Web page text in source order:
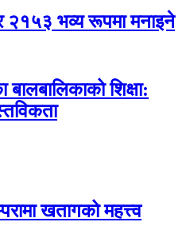
२१५३ भव्य रूपमा मनाइने
शिक्षा:
खतागको महत्त्व